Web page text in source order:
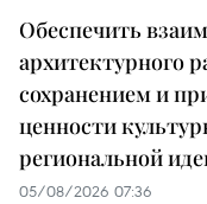
Обеспечить
архитектурного
сохранением и
ценности
региональной
05/08/2026 07:36